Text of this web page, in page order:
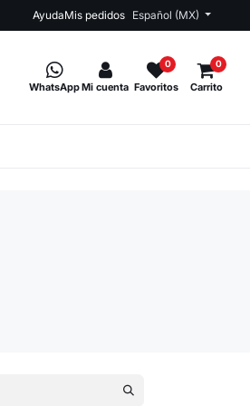
AyudaMis pedidos Español (MX)
WhatsAppMi cuenta Favoritos
0
Carrito
0